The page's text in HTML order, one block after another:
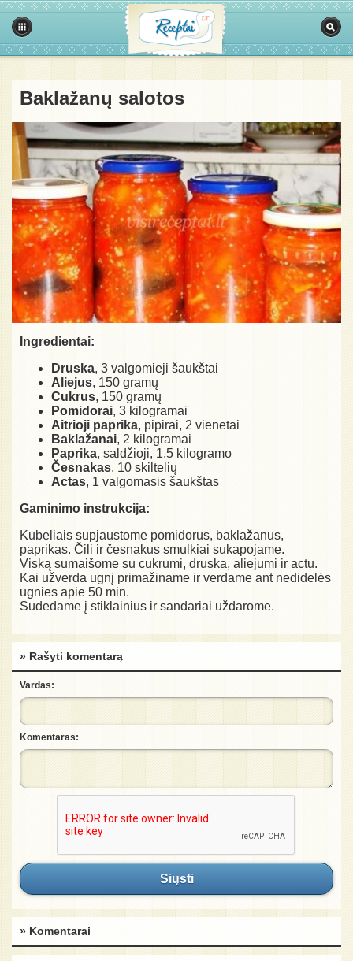
Baklažanų salotos
Ingredientai:
Druska, 3 valgomieji šaukštai
Aliejus, 150 gramų
Cukrus, 150 gramų
Pomidorai, 3 kilogramai
Aitrioji paprika, pipirai, 2 vienetai
Baklažanai, 2 kilogramai
Paprika, saldžioji, 1.5 kilogramo
Česnakas, 10 skiltelių
Actas, 1 valgomasis šaukštas
Gaminimo instrukcija:
Kubeliais supjaustome pomidorus, baklažanus,
paprikas. Čili ir česnakus smulkiai sukapojame.
Viską sumaišome su cukrumi, druska, aliejumi ir actu.
Kai užverda ugnį primažiname ir verdame ant nedidelės
ugnies apie 50 min.
Sudedame į stiklainius ir sandariai uždarome.
» Rašyti komentarą
Vardas:
Komentaras:
Siųsti
» Komentarai